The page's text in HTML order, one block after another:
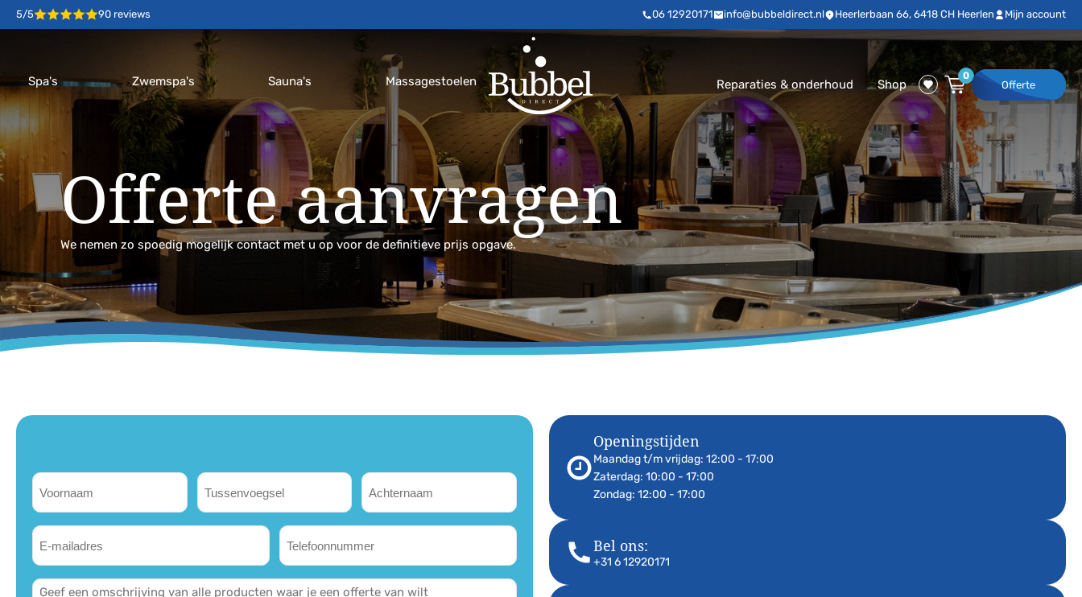
5/5 90 reviews 06 12920171 info@bubbeldirect.nl Heerlerbaan 66, 6418 CH Heerlen Mijn account
Spa's Zwemspa's Sauna's Massagestoelen Reparaties & onderhoud Shop
0
Offerte
Offerte aanvragen
We nemen zo spoedig mogelijk contact met u op voor de definitieve prijs opgave.
Voornaam Tussenvoegsel Achternaam
E-
mailadres
Telefoonnummer
Geef
Openingstijden
Maandag t/m vrijdag: 12:00 - 17:00
Zaterdag: 10:00 - 17:00
Zondag: 12:00 - 17:00
Bel ons:
+31 6 12920171